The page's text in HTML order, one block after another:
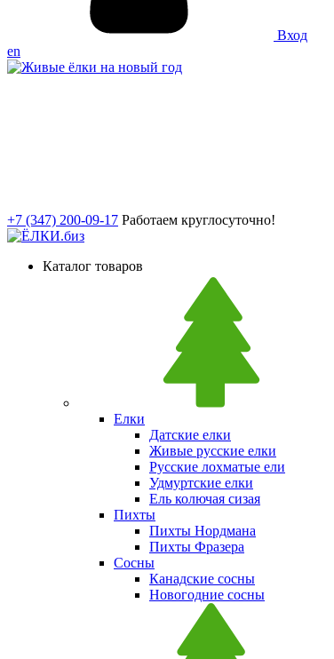
Вход
en
+7 (347) 200-09-17 Работаем круглосуточно!
Каталог товаров
Елки
Датские елки
Живые русские елки
Русские лохматые ели
Удмуртские елки
Ель колючая сизая
Пихты
Пихты Нордмана
Пихты Фразера
Сосны
Канадские сосны
Новогодние сосны